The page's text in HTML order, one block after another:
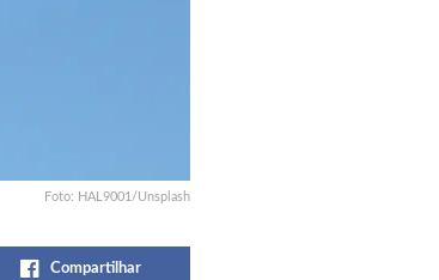
Foto: HAL9001/Unsplash
Compartilhar